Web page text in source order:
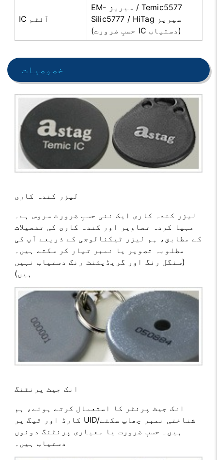
IC آئٹم
EM- سیریز / Temic5577
Silic5777 / HiTag سیریز
(حسبِ ضرورت IC دستیاب)
خصوصیات
لیزر کندہ کاری
لیزر کندہ کاری ایک نئی حسبِ ضرورت سروس ہے۔
مہیا کردہ تصاویر اور کندہ کاری کی تفصیلات
کے مطابق، ہم لیزر ٹیکنالوجی کے ذریعے آپ کی
مطلوبہ تصویر یا نمبر تیار کر سکتے ہیں۔
(سنگل رنگ اور گریڈیئنٹ رنگ دستیاب نہیں
ہیں)
انک جیٹ پرنٹنگ
انک جیٹ پرنٹر کا استعمال کرتے ہوئے، ہم
کارڈ اور ٹیگ پر UID/شناختی نمبر چھاپ سکتے
ہیں۔ حسبِ ضرورت یا معیاری پرنٹنگ دونوں
دستیاب ہیں۔